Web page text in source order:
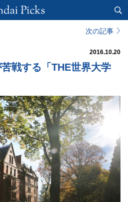
次の記事
2016.10.20
戦する「THE世界大学